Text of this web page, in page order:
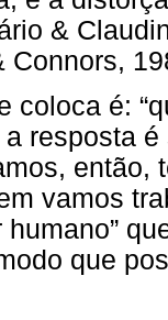
&
Connors,
coloca é:
a resposta
então,
vamos
humano”
que